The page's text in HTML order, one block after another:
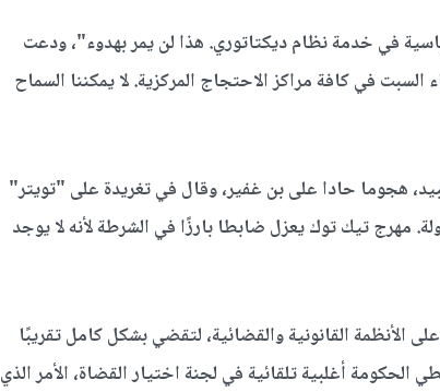
في خدمة نظام ديكتاتوري. هذا لن يمر بهدوء"، ودعت
في كافة مراكز الاحتجاج المركزية. لا يمكننا السماح
هجوما حادا على بن غفير، وقال في تغريدة على "تويتر"
مهرج تيك توك يعزل ضابطا بارزًا في الشرطة لأنه لا يوجد
الأنظمة القانونية والقضائية، لتقضي بشكل كامل تقريبًا
الحكومة أغلبية تلقائية في لجنة اختيار القضاة، الأمر الذي